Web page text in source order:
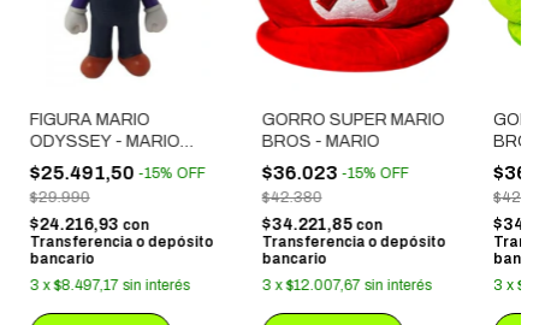
FIGURA MARIO
ODYSSEY - MARIO
BROS VIOLETA
(BOLSA)
$25.491,50 -15% OFF
$29.990
$24.216,93 con
Transferencia o depósito
bancario
3 x$8.497,17 sin interés
GORRO SUPER MARIO
BROS - MARIO
$36.023 -15% OFF
$42.380
$34.221,85 con
Transferencia o depósito
bancario
3 x$12.007,67 sin interés
3 x